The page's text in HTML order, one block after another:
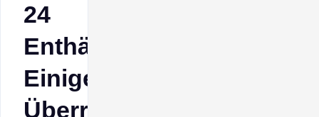
24
Enthält
Einige
Überraschungen